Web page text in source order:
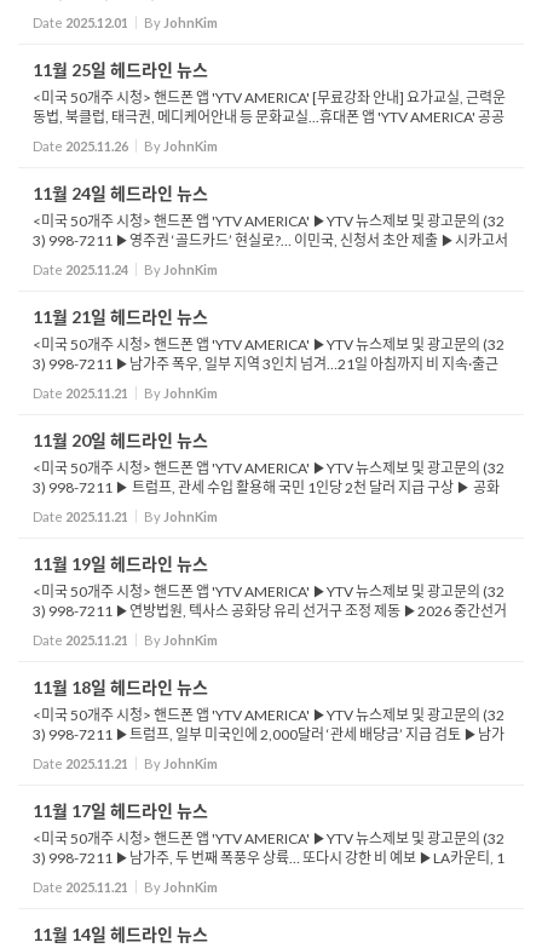
공공알림 ▶ 생일날 총격 참사… CA 총격 사망자 3명은 어린이 ▶ 어린 ...
Date 2025.12.01 By JohnKim
11월 25일 헤드라인 뉴스
<미국 50개주 시청> 핸드폰 앱 'YTV AMERICA' [무료강좌 안내] 요가교실, 근력운
동법, 북클럽, 태극권, 메디케어안내 등 문화교실...휴대폰 앱 'YTV AMERICA' 공공
알림 ▶YTV 뉴스제보 및 광고문의 (323) 998-7211 ▶트럼프, 오바마케어 보조
금...
Date 2025.11.26 By JohnKim
11월 24일 헤드라인 뉴스
<미국 50개주 시청> 핸드폰 앱 'YTV AMERICA' ▶YTV 뉴스제보 및 광고문의 (32
3) 998-7211 ▶영주권 ‘골드카드’ 현실로?… 이민국, 신청서 초안 제출 ▶시카고서
총격 1명 사망·8명 부상...소셜 미디어 ‘10대 점거 놀이&r...
Date 2025.11.24 By JohnKim
11월 21일 헤드라인 뉴스
<미국 50개주 시청> 핸드폰 앱 'YTV AMERICA' ▶YTV 뉴스제보 및 광고문의 (32
3) 998-7211 ▶남가주 폭우, 일부 지역 3인치 넘겨…21일 아침까지 비 지속·출근
길 혼잡 우려 ▶미 행정부, 불법체류 학생 학비 지원한 캘리포니아주 상대로 소...
Date 2025.11.21 By JohnKim
11월 20일 헤드라인 뉴스
<미국 50개주 시청> 핸드폰 앱 'YTV AMERICA' ▶YTV 뉴스제보 및 광고문의 (32
3) 998-7211 ▶ 트럼프, 관세 수입 활용해 국민 1인당 2천 달러 지급 구상 ▶ 공화
당, 관세 환급 추진에 냉담한 반응 ▶ 현금 배당 논의에 물가 상승 우려 커지며 반대
목소리...
Date 2025.11.21 By JohnKim
11월 19일 헤드라인 뉴스
<미국 50개주 시청> 핸드폰 앱 'YTV AMERICA' ▶YTV 뉴스제보 및 광고문의 (32
3) 998-7211 ▶연방법원, 텍사스 공화당 유리 선거구 조정 제동 ▶2026 중간선거
판도에 충격파 예상 ▶행정부, 공공혜택 이용자 영주권 제한 강화 움직임 ▶메디케
이드·...
Date 2025.11.21 By JohnKim
11월 18일 헤드라인 뉴스
<미국 50개주 시청> 핸드폰 앱 'YTV AMERICA' ▶YTV 뉴스제보 및 광고문의 (32
3) 998-7211 ▶트럼프, 일부 미국인에 2,000달러 ‘관세 배당금’ 지급 검토 ▶남가
주, 금주에 또 한 차례 큰 비 예보...6인치 이상 예상 ▶K팝 그룹 데몬 헌터, 메...
Date 2025.11.21 By JohnKim
11월 17일 헤드라인 뉴스
<미국 50개주 시청> 핸드폰 앱 'YTV AMERICA' ▶YTV 뉴스제보 및 광고문의 (32
3) 998-7211 ▶남가주, 두 번째 폭풍우 상륙… 또다시 강한 비 예보 ▶LA카운티, 1
1월 중순 폭우로 기록적인 강수량 증가 ▶벤추라 101번 Fwy, 폭우로 다중 차량 충
돌 ...
Date 2025.11.21 By JohnKim
11월 14일 헤드라인 뉴스